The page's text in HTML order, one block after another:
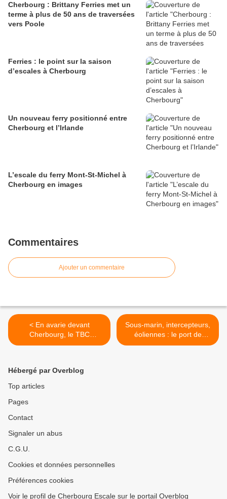
Cherbourg : Brittany Ferries met un
terme à plus de 50 ans de traversées
vers Poole
Ferries : le point sur la saison
d’escales à Cherbourg
Un nouveau ferry positionné entre
Cherbourg et l’Irlande
L’escale du ferry Mont-St-Michel à
Cherbourg en images
Commentaires
Ajouter un commentaire
< En avarie devant
Cherbourg, le TBC
Progress remorqué
Sous-marin, intercepteurs,
éoliennes : le port de
Cherbourg accueille de
Hébergé par Overblog
Top articles
Pages
Contact
Signaler un abus
C.G.U.
Cookies et données personnelles
Préférences cookies
Voir le profil de Cherbourg Escale sur le portail Overblog